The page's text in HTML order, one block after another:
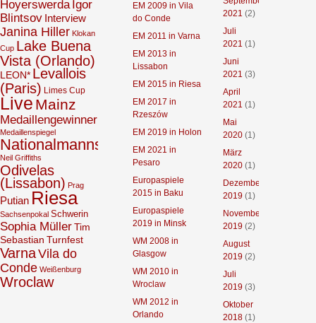
Hoyerswerda Igor
Blintsov Interview
Janina Hiller Klokan
Cup Lake Buena
Vista (Orlando)
LEON* Levallois
(Paris) Limes Cup
Live Mainz
Medaillengewinner
Medaillenspiegel
Nationalmannschaft
Neil Griffiths
Odivelas
(Lissabon) Prag
Putian Riesa
Sachsenpokal Schwerin
Sophia Müller Tim
Sebastian Turnfest
VarnaVila do
Conde Weißenburg
Wroclaw
EM 2009 in Vila
do Conde
EM 2011 in Varna
EM 2013 in
Lissabon
EM 2015 in Riesa
EM 2017 in
Rzeszów
EM 2019 in Holon
EM 2021 in
Pesaro
Europaspiele
2015 in Baku
Europaspiele
2019 in Minsk
WM 2008 in
Glasgow
WM 2010 in
Wroclaw
WM 2012 in
Orlando
2021 (2)
Juli
2021 (1)
Juni
2021 (3)
April
2021 (1)
Mai
2020(1)
März
2020(1)
Dezember
2019 (1)
November
2019 (2)
August
2019 (2)
Juli
2019 (3)
Oktober
2018(1)